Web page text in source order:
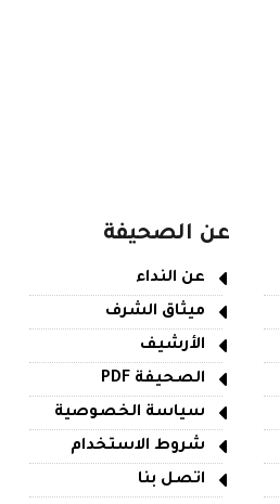
عن الصحيفة
عن النداء
ميثاق الشرف
الأرشيف
الصحيفة PDF
سياسة الخصوصية
شروط الاستخدام
اتصل بنا